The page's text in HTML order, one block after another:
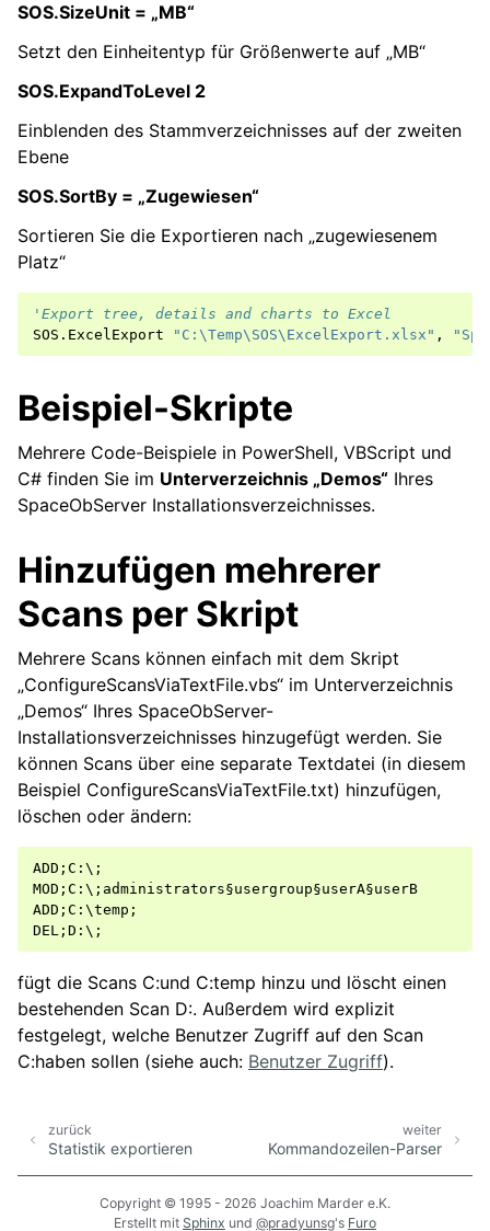
SOS.SizeUnit = „MB“
Setzt den Einheitentyp für Größenwerte auf „MB“
SOS.ExpandToLevel 2
Einblenden des Stammverzeichnisses auf der zweiten
Ebene
SOS.SortBy = „Zugewiesen“
Sortieren Sie die Exportieren nach „zugewiesenem
Platz“
'Export tree, details and charts to Excel
SOS . ExcelExport "C:\Temp\SOS\ExcelExport.xlsx" ,
Beispiel-Skripte
Mehrere Code-Beispiele in PowerShell, VBScript und
C# finden Sie im Unterverzeichnis „Demos“ Ihres
SpaceObServer Installationsverzeichnisses.
Hinzufügen mehrerer
Scans per Skript
Mehrere Scans können einfach mit dem Skript
„ConfigureScansViaTextFile.vbs“ im Unterverzeichnis
„Demos“ Ihres SpaceObServer-
Installationsverzeichnisses hinzugefügt werden. Sie
können Scans über eine separate Textdatei (in diesem
Beispiel ConfigureScansViaTextFile.txt) hinzufügen,
löschen oder ändern:
ADD;C:\;
MOD;C:\;administrators§usergroup§userA§userB
ADD;C:\temp;
fügt die Scans C:und C:temp hinzu und löscht einen
bestehenden Scan D:. Außerdem wird explizit
festgelegt, welche Benutzer Zugriff auf den Scan
C:haben sollen (siehe auch: Benutzer Zugriff).
weiter
Kommandozeilen-Parser
zurück
Statistik exportieren
Copyright © 1995 - 2026 Joachim Marder e.K.
Erstellt mit Sphinx und @pradyunsg's Furo